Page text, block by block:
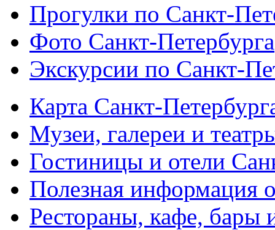
Прогулки по Санкт-
Фото Санкт-Петербурга
Экскурсии по Санкт-
Карта Санкт-
Музеи, галереи и
Гостиницы и отели
Полезная информация
Рестораны, кафе, бары